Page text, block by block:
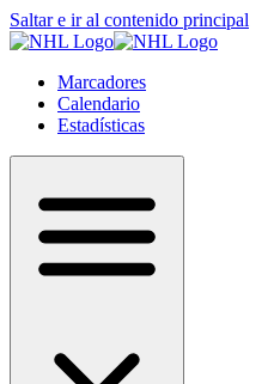
Saltar e ir al contenido principal
Marcadores
Calendario
Estadísticas